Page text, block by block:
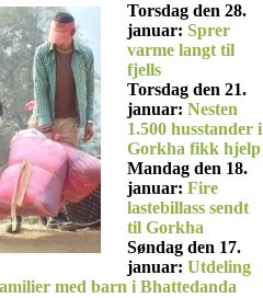
Torsdag den 28.
januar: Sprer
varme langt til
fjells
Torsdag den 21.
januar: Nesten
1.500 husstander i
Gorkha fikk hjelp
Mandag den 18.
januar: Fire
lastebillass sendt
til Gorkha
Søndag den 17.
januar: Utdeling
med barn i Bhattedanda